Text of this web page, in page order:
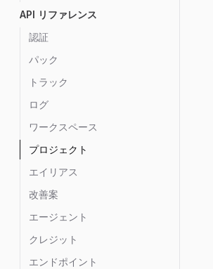
API リファレンス
認証
パック
トラック
ログ
ワークスペース
プロジェクト
エイリアス
改善案
エージェント
クレジット
エンドポイント